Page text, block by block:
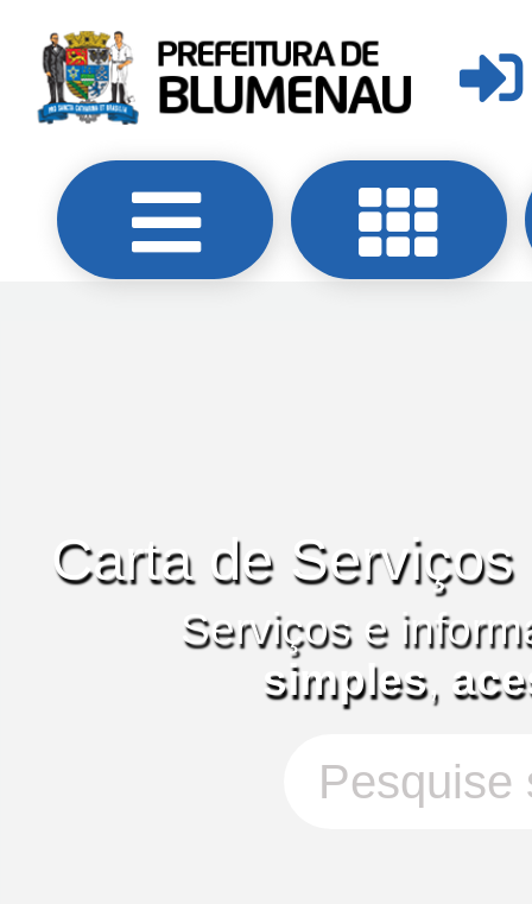
Carta de
Serviços e
simples,